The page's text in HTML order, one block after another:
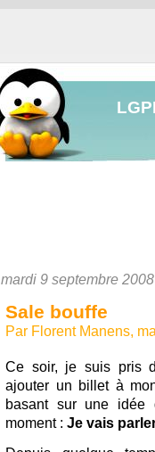
mardi 9 septembre 2008
Sale bouffe
Par Florent Manens,
Ce soir, je suis pris
ajouter un billet à
basant sur une
moment : Je vais